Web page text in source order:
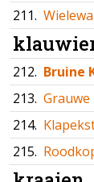
211.
212. Bruine
213.
214.
215.